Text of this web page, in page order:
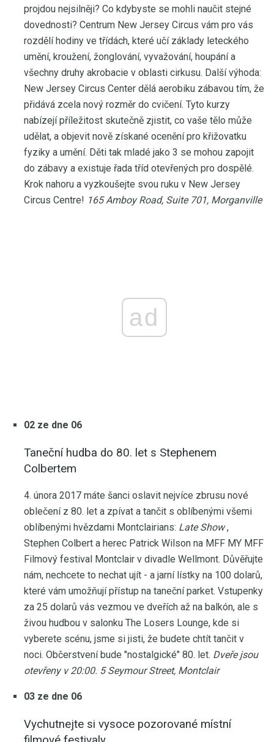
projdou nejsilněji? Co kdybyste se mohli naučit stejné
dovednosti? Centrum New Jersey Circus vám pro vás
rozdělí hodiny ve třídách, které učí základy leteckého
umění, kroužení, žonglování, vyvažování, houpání a
všechny druhy akrobacie v oblasti cirkusu. Další výhoda:
New Jersey Circus Center dělá aerobiku zábavou tím, že
přidává zcela nový rozměr do cvičení. Tyto kurzy
nabízejí příležitost skutečně zjistit, co vaše tělo může
udělat, a objevit nově získané ocenění pro křižovatku
fyziky a umění. Děti tak mladé jako 3 se mohou zapojit
do zábavy a existuje řada tříd otevřených pro dospělé.
Krok nahoru a vyzkoušejte svou ruku v New Jersey
Circus Centre! 165 Amboy Road, Suite 701, Morganville
ad
02 ze dne 06
Taneční hudba do 80. let s Stephenem
Colbertem
4. února 2017 máte šanci oslavit nejvíce zbrusu nové
oblečení z 80. let a zpívat a tančit s oblíbenými všemi
oblíbenými hvězdami Montclairians: Late Show,
Stephen Colbert a herec Patrick Wilson na MFF MY MFF
Filmový festival Montclair v divadle Wellmont. Důvěřujte
nám, nechcete to nechat ujít - a jarní lístky na 100 dolarů,
které vám umožňují přístup na taneční parket. Vstupenky
za 25 dolarů vás vezmou ve dveřích až na balkón, ale s
živou hudbou v salonku The Losers Lounge, kde si
vyberete scénu, jsme si jisti, že budete chtít tančit v
noci. Občerstvení bude "nostalgické" 80. let. Dveře jsou
otevřeny v 20:00. 5 Seymour Street, Montclair
03 ze dne 06
Vychutnejte si vysoce pozorované místní